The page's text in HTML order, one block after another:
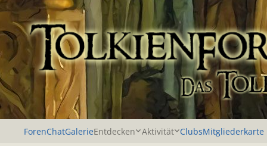
Zu Inhalt springen
ForenChatGalerieEntdecken Aktivität ClubsMitgliederkarte